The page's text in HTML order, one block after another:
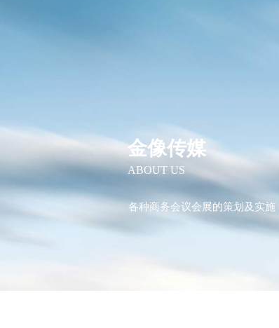
金像传媒
ABOUT US
各种商务会议会展的策划及实施
庆典类活动的策划及实施，演
各种商务会议会展的策划及实
庆典类活动的策划及实施，演